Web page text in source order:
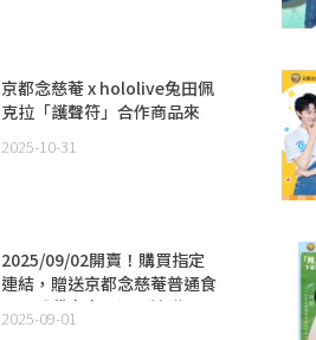
京都念慈菴 x hololive兔田佩
克拉「護聲符」合作商品來
2025-10-31
2025/09/02開賣！購買指定
連結，贈送京都念慈菴普通食
品全球代言人周深周邊贈品
2025-09-01